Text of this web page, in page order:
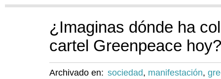
¿Imaginas dónde ha
cartel Greenpeace hoy?
Archivado en: sociedad, manifestación,